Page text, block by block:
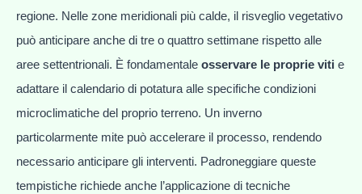
regione. Nelle zone meridionali più calde, il risveglio vegetativo
può anticipare anche di tre o quattro settimane rispetto alle
aree settentrionali. È fondamentale osservare le proprie viti e
adattare il calendario di potatura alle specifiche condizioni
microclimatiche del proprio terreno. Un inverno
particolarmente mite può accelerare il processo, rendendo
necessario anticipare gli interventi. Padroneggiare queste
tempistiche richiede anche l’applicazione di tecniche